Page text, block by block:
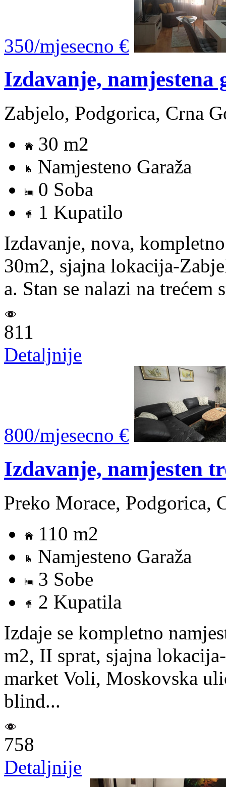
350/mjesecno €
Izdavanje, namjestena
Zabjelo, Podgorica, Crna
30 m2
Namjesteno Garaža
0 Soba
1 Kupatilo
Izdavanje, nova,
30m2, sjajna lokacija-
a. Stan se nalazi na trećem
811
Detaljnije
800/mjesecno €
Izdavanje, namjesten
Preko Morace, Podgorica,
110 m2
Namjesteno Garaža
3 Sobe
2 Kupatila
Izdaje se kompletno
m2, II sprat, sjajna
market Voli, Moskovska
blind...
758
Detaljnije